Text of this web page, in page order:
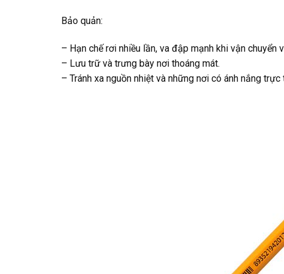
Bảo quản:
– Hạn chế rơi nhiều lần, va đập mạnh khi vận chuyển
– Lưu trữ và trưng bày nơi thoáng mát.
– Tránh xa nguồn nhiệt và những nơi có ánh nắng trực